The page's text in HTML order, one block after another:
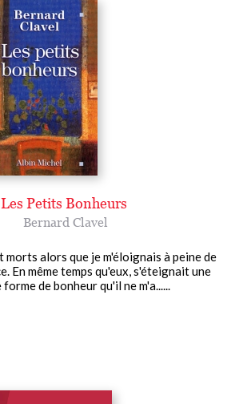
Les Petits Bonheurs
Bernard Clavel
morts alors que je m'éloignais à peine de
En même temps qu'eux, s'éteignait une
de bonheur qu'il ne m'a......